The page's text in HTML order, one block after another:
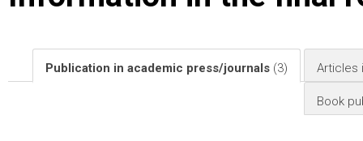
Publication in academic press/journals (3) Articles
Book